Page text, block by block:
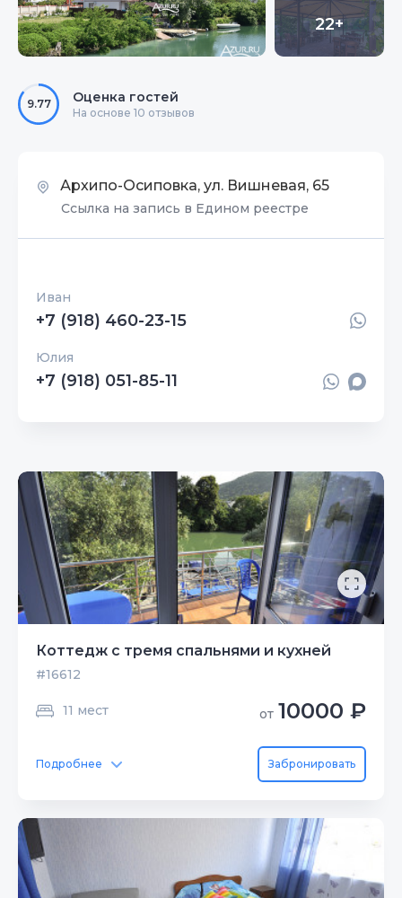
22+
9.77 Оценка гостей
На основе 10 отзывов
Архипо-Осиповка, ул. Вишневая, 65
Ссылка на запись в Едином реестре
Иван
+7 (918) 460-23-15
Юлия
+7 (918) 051-85-11
Коттедж с тремя спальнями и кухней
#16612
11 мест от 10000 ₽
Подробнее Забронировать